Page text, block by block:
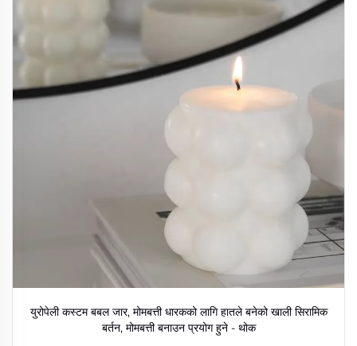
युरोपेली कस्टम बबल जार, मोमबत्ती धारकको लागि हातले बनेको खाली सिरामिक
बर्तन, मोमबत्ती बनाउन प्रयोग हुने - थोक